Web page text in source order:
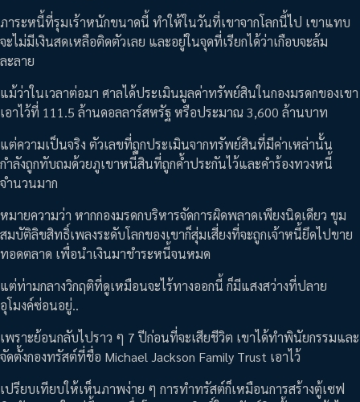
ภาระหนี้ที่รุมเร้าหนักขนาดนี้ ทำให้ในวันที่เขาจากโลกนี้ไป เขาแทบ
จะไม่มีเงินสดเหลือติดตัวเลย และอยู่ในจุดที่เรียกได้ว่าเกือบจะล้ม
ละลาย
แม้ว่าในเวลาต่อมา ศาลได้ประเมินมูลค่าทรัพย์สินในกองมรดกของเขา
เอาไว้ที่ 111.5 ล้านดอลลาร์สหรัฐ หรือประมาณ 3,600 ล้านบาท
แต่ความเป็นจริง ตัวเลขที่ถูกประเมินจากทรัพย์สินที่มีค่าเหล่านั้น
กำลังถูกทับถมด้วยภูเขาหนี้สินที่ถูกค้ำประกันไว้และคำร้องทวงหนี้
จำนวนมาก
หมายความว่า หากกองมรดกบริหารจัดการผิดพลาดเพียงนิดเดียว ขุม
สมบัติลิขสิทธิ์เพลงระดับโลกของเขาก็สุ่มเสี่ยงที่จะถูกเจ้าหนี้ยึดไปขาย
ทอดตลาด เพื่อนำเงินมาชำระหนี้จนหมด
แต่ท่ามกลางวิกฤติที่ดูเหมือนจะไร้ทางออกนี้ ก็มีแสงสว่างที่ปลาย
อุโมงค์ซ่อนอยู่..
เพราะย้อนกลับไปราว ๆ 7 ปีก่อนที่จะเสียชีวิต เขาได้ทำพินัยกรรมและ
จัดตั้งกองทรัสต์ที่ชื่อ Michael Jackson Family Trust เอาไว้
เปรียบเทียบให้เห็นภาพง่าย ๆ การทำทรัสต์ก็เหมือนการสร้างตู้เซฟ